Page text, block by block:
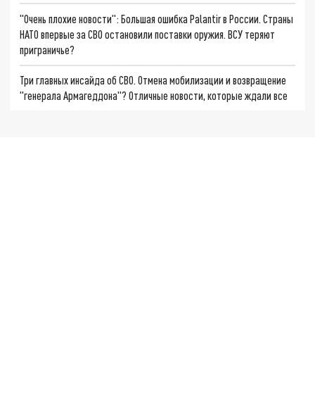
"Очень плохие новости": Большая ошибка Palantir в России. Страны
НАТО впервые за СВО остановили поставки оружия. ВСУ теряют
приграничье?
Три главных инсайда об СВО. Отмена мобилизации и возвращение
"генерала Армагеддона"? Отличные новости, которые ждали все